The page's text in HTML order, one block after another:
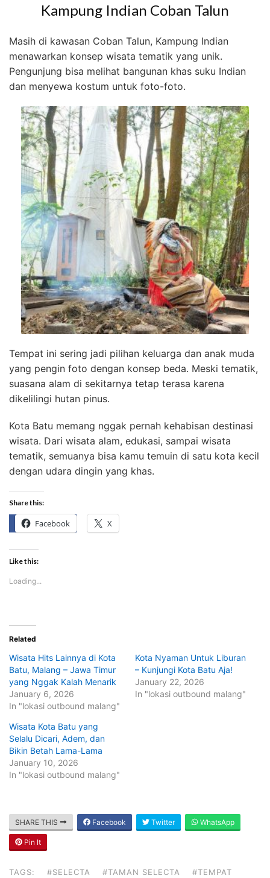
Kampung Indian Coban Talun
Masih di kawasan Coban Talun, Kampung Indian
menawarkan konsep wisata tematik yang unik.
Pengunjung bisa melihat bangunan khas suku Indian
dan menyewa kostum untuk foto-foto.
Tempat ini sering jadi pilihan keluarga dan anak muda
yang pengin foto dengan konsep beda. Meski tematik,
suasana alam di sekitarnya tetap terasa karena
dikelilingi hutan pinus.
Kota Batu memang nggak pernah kehabisan destinasi
wisata. Dari wisata alam, edukasi, sampai wisata
tematik, semuanya bisa kamu temuin di satu kota kecil
dengan udara dingin yang khas.
Share this:
Facebook X
Like this:
Loading...
Related
Wisata Hits Lainnya di Kota
Batu, Malang – Jawa Timur
yang Nggak Kalah Menarik
January 6, 2026
In "lokasi outbound malang"
Kota Nyaman Untuk Liburan
– Kunjungi Kota Batu Aja!
January 22, 2026
In "lokasi outbound malang"
Wisata Kota Batu yang
Selalu Dicari, Adem, dan
Bikin Betah Lama-Lama
January 10, 2026
In "lokasi outbound malang"
SHARE THIS Facebook Twitter WhatsApp
Pin It
TAGS: #SELECTA #TAMAN SELECTA #TEMPAT